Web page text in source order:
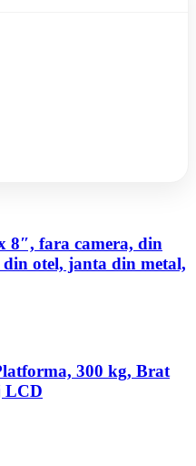
8″, fara camera, din
otel, janta din metal,
300 kg, Brat
LCD